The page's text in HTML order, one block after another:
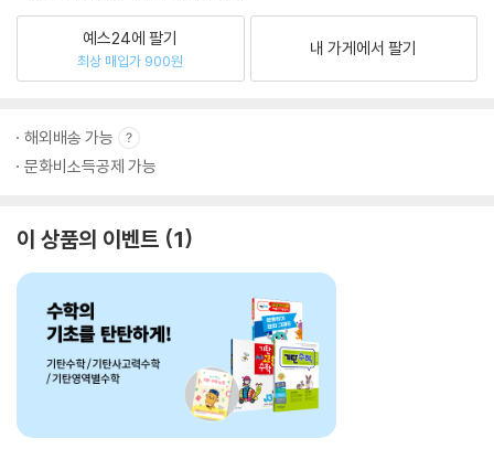
예스24에 팔기
최상 매입가 900원
내 가게에서 팔기
해외배송 가능
문화비소득공제 가능
이 상품의 이벤트 1